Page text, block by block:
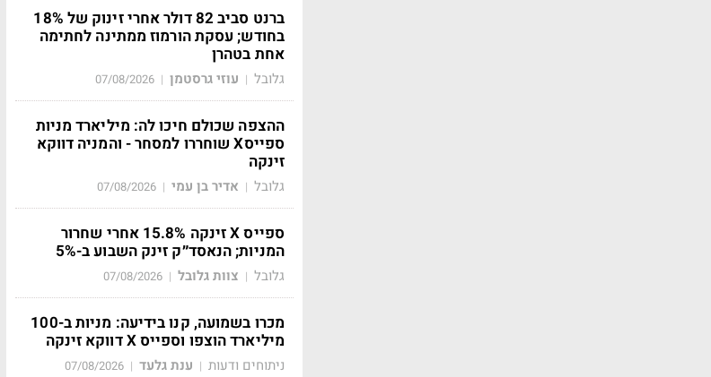
ברנט סביב 82 דולר אחרי זינוק של 18%
בחודש; עסקת הורמוז ממתינה לחתימה
אחת בטהרן
גלובל | עוזי גרסטמן |
07/08/2026
ההצפה שכולם חיכו לה: מיליארד מניות
ספייסX שוחררו למסחר - והמניה דווקא
זינקה
גלובל | אדיר בן עמי |
07/08/2026
ספייס X זינקה 15.8% אחרי שחרור
המניות; הנאסד״ק זינק השבוע ב-5%
גלובל | צוות גלובל |
07/08/2026
מכרו בשמועה, קנו בידיעה: מניות ב-100
מיליארד הוצפו וספייס X דווקא זינקה
ניתוחים ודעות | ענת גלעד |
07/08/2026